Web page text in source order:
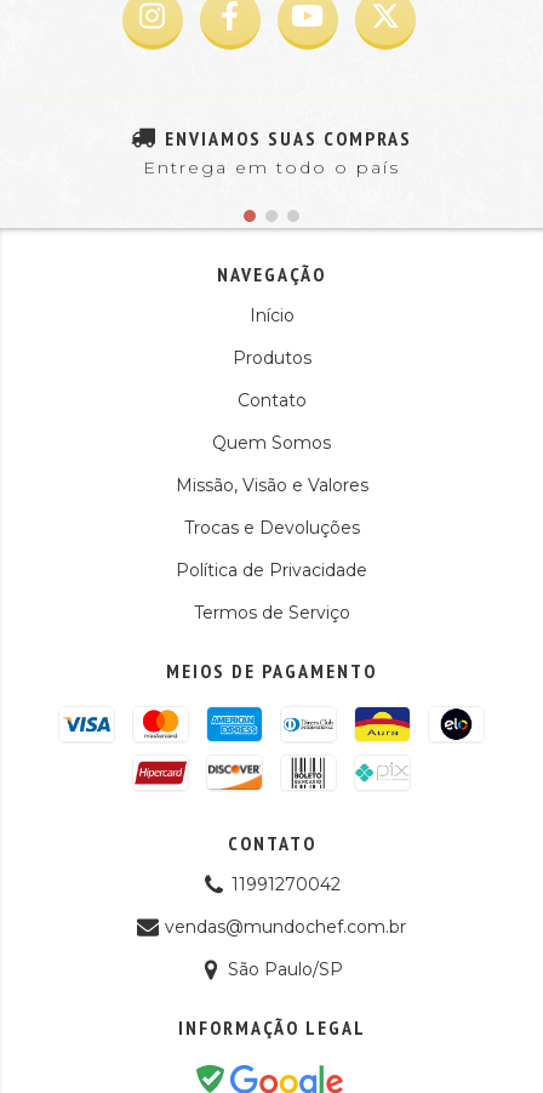
ENVIAMOS SUAS COMPRAS
Entrega em todo o país
NAVEGAÇÃO
Início
Produtos
Contato
Quem Somos
Missão, Visão e Valores
Trocas e Devoluções
Política de Privacidade
Termos de Serviço
MEIOS DE PAGAMENTO
CONTATO
11991270042
vendas@mundochef.com.br
São Paulo/SP
INFORMAÇÃO LEGAL